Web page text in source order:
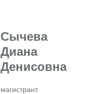
Сычева
Диана
Денисовна
магистрант.